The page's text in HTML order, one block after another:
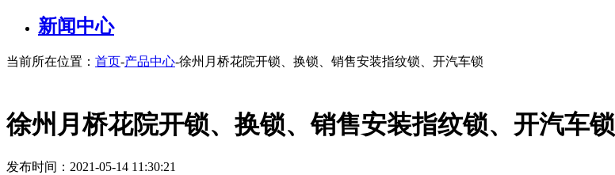
新闻中心
当前所在位置： 首页-产品中心-徐州月桥花院开锁、换锁、销售安装指纹锁、开汽车锁
徐州月桥花院开锁、换锁、销售安装指纹锁、开汽车锁
发布时间：2021-05-14 11:30:21